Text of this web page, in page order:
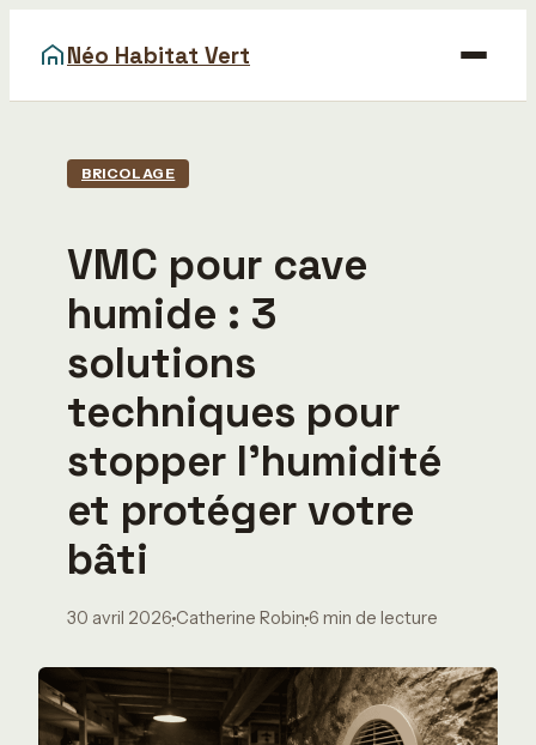
Néo Habitat Vert
Maison
Déco
Gastronomie
Immobilier
BRICOLAGE
VMC pour cave
humide : 3
solutions
techniques pour
stopper l’humidité
et protéger votre
bâti
30 avril 2026·Catherine Robin·6 min de lecture